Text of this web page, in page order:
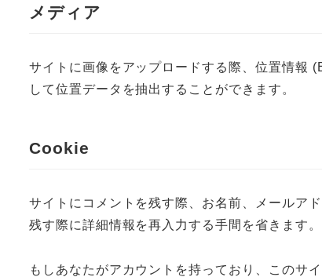
メディア
サイトに画像をアップロードする際、位置情報
して位置データを抽出することができます。
Cookie
サイトにコメントを残す際、お名前、メールア
残す際に詳細情報を再入力する手間を省きます
もしあなたがアカウントを持っており、このサ